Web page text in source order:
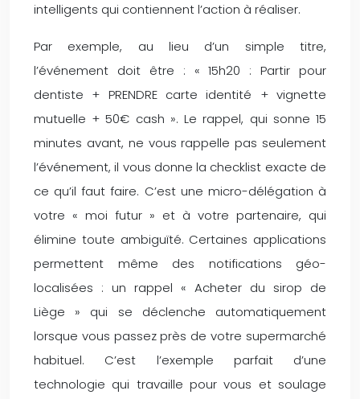
intelligents qui contiennent l’action à réaliser.
Par exemple, au lieu d’un simple titre,
l’événement doit être : « 15h20 : Partir pour
dentiste + PRENDRE carte identité + vignette
mutuelle + 50€ cash ». Le rappel, qui sonne 15
minutes avant, ne vous rappelle pas seulement
l’événement, il vous donne la checklist exacte de
ce qu’il faut faire. C’est une micro-délégation à
votre « moi futur » et à votre partenaire, qui
élimine toute ambiguïté. Certaines applications
permettent même des notifications géo-
localisées : un rappel « Acheter du sirop de
Liège » qui se déclenche automatiquement
lorsque vous passez près de votre supermarché
habituel. C’est l’exemple parfait d’une
technologie qui travaille pour vous et soulage